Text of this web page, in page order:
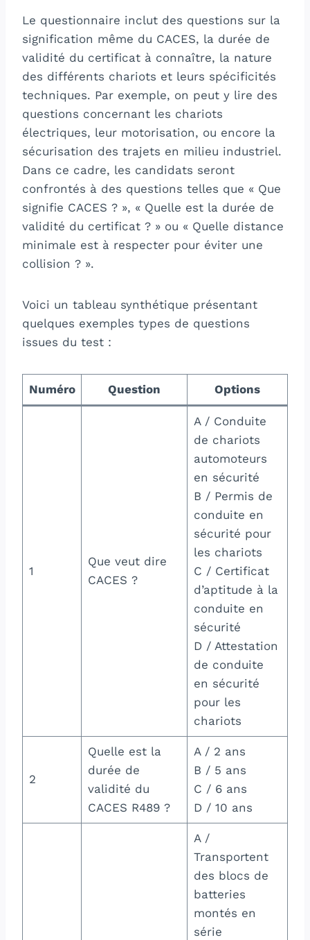
Le questionnaire inclut des questions sur la
signification même du CACES, la durée de
validité du certificat à connaître, la nature
des différents chariots et leurs spécificités
techniques. Par exemple, on peut y lire des
questions concernant les chariots
électriques, leur motorisation, ou encore la
sécurisation des trajets en milieu industriel.
Dans ce cadre, les candidats seront
confrontés à des questions telles que « Que
signifie CACES ? », « Quelle est la durée de
validité du certificat ? » ou « Quelle distance
minimale est à respecter pour éviter une
collision ? ».
Voici un tableau synthétique présentant
quelques exemples types de questions
issues du test :
Numéro Question Options
1
Que veut dire
CACES ?
A / Conduite
de chariots
automoteurs
en sécurité
B / Permis de
conduite en
sécurité pour
les chariots
C / Certificat
d’aptitude à la
conduite en
sécurité
D / Attestation
de conduite
en sécurité
pour les
chariots
2
Quelle est la
durée de
validité du
CACES R489 ?
A / 2 ans
B / 5 ans
C / 6 ans
D / 10 ans
A /
Transportent
des blocs de
batteries
montés en
série